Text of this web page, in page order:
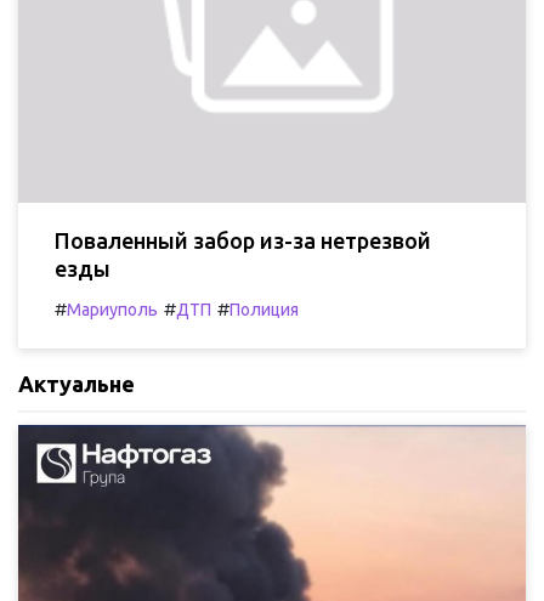
Поваленный забор из-за нетрезвой
езды
#Мариуполь #ДТП #Полиция
Актуальне